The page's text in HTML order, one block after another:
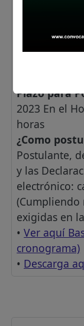
Lugar de
S/.
Plazo para
2023 En el
horas
¿Como
Postulante,
y las
electrónico:
(Cumpliendo
exigidas en
•Ver aquí
cronograma)
• Descarga